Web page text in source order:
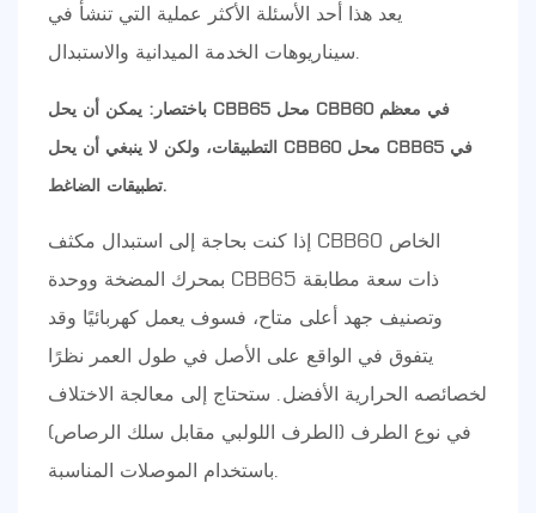
يعد هذا أحد الأسئلة الأكثر عملية التي تنشأ في
سيناريوهات الخدمة الميدانية والاستبدال.
باختصار: يمكن أن يحل CBB65 محل CBB60 في معظم
التطبيقات، ولكن لا ينبغي أن يحل CBB60 محل CBB65 في
تطبيقات الضاغط.
إذا كنت بحاجة إلى استبدال مكثف CBB60 الخاص
بمحرك المضخة ووحدة CBB65 ذات سعة مطابقة
وتصنيف جهد أعلى متاح، فسوف يعمل كهربائيًا وقد
يتفوق في الواقع على الأصل في طول العمر نظرًا
لخصائصه الحرارية الأفضل. ستحتاج إلى معالجة الاختلاف
في نوع الطرف (الطرف اللولبي مقابل سلك الرصاص)
باستخدام الموصلات المناسبة.